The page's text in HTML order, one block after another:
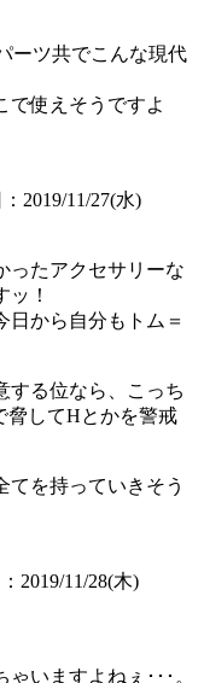
ーツ共でこんな現代
で使えそうですよ
2019/11/27(水)
ったアクセサリーな
！
日から自分もトム＝
する位なら、こっち
脅してHとかを警戒
てを持っていきそう
2019/11/28(木)
いますよねぇ･･･。